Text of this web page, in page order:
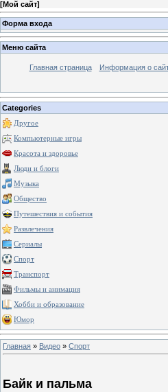
[Мой сайт]
Форма входа
Меню сайта
Главная страница Информация о
Categories
Другое
Компьютерные игры
Красота и здоровье
Люди и блоги
Музыка
Общество
Путешествия и события
Развлечения
Сериалы
Спорт
Транспорт
Фильмы и анимация
Хобби и образование
Юмор
Главная » Видео » Спорт
Байк и пальма